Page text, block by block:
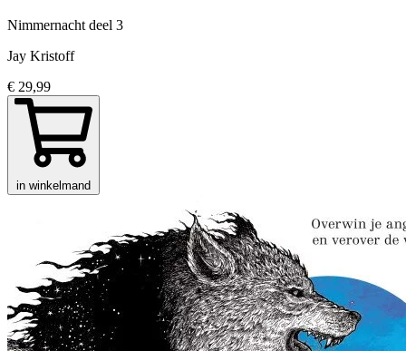
Nimmernacht deel 3
Jay Kristoff
€ 29,99
in winkelmand